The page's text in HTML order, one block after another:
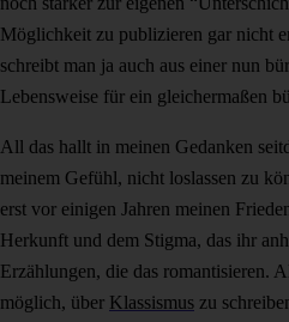
Möglichkeit zu publizieren gar nicht
schreibt man ja auch aus einer nun
Lebensweise für ein gleichermaßen
All das hallt in meinen Gedanken
meinem Gefühl, nicht loslassen zu
erst vor einigen Jahren meinen
Herkunft und dem Stigma, das ihr
Erzählungen, die das romantisieren.
möglich, über Klassismus zu